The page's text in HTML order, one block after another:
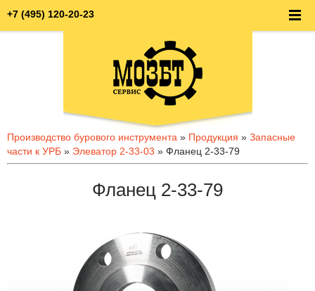
+7 (495) 120-20-23
Производство бурового инструмента » Продукция » Запасные
части к УРБ » Элеватор 2-33-03 » Фланец 2-33-79
Фланец 2-33-79